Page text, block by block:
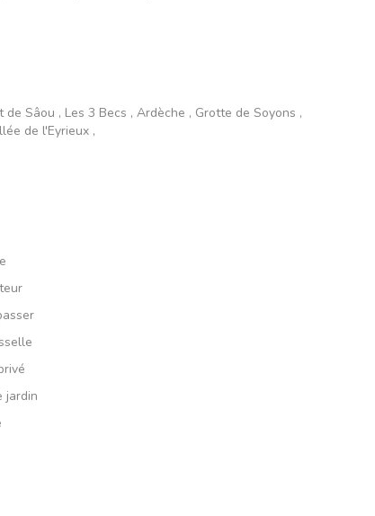
Sâou , Les 3 Becs , Ardèche , Grotte de Soyons ,
de l'Eyrieux ,
jardin